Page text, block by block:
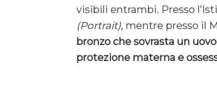
visibili entrambi. Presso
(Portrait), mentre presso il
bronzo che sovrasta un
protezione materna e